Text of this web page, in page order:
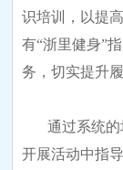
识培训，以提
有“浙里健身”
务，切实提升履
通过系统
开展活动中指